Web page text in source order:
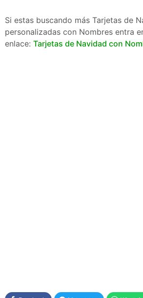
Si estas buscando más Tarjetas de
personalizadas con Nombres entra
enlace: Tarjetas de Navidad con